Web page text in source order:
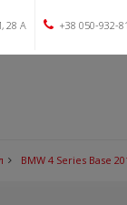
28 А +38 050-932-
BMW 4 Series Base